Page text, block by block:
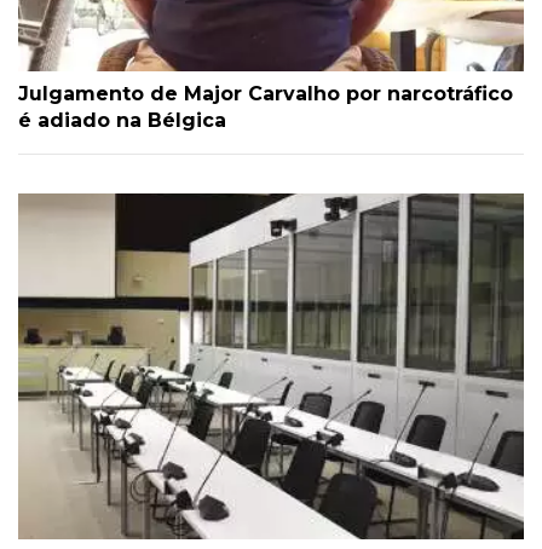
Julgamento de Major Carvalho por narcotráfico
é adiado na Bélgica